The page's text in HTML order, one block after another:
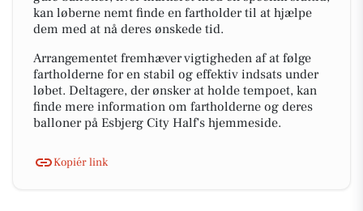
kan løberne nemt finde en fartholder til at hjælpe
dem med at nå deres ønskede tid.
Arrangementet fremhæver vigtigheden af at følge
fartholderne for en stabil og effektiv indsats under
løbet. Deltagere, der ønsker at holde tempoet, kan
finde mere information om fartholderne og deres
balloner på Esbjerg City Half's hjemmeside.
Kopiér link